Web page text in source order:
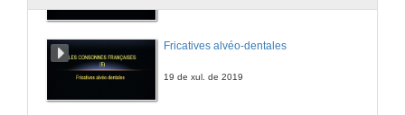
Fricatives alvéo-dentales
19 de xul. de 2019